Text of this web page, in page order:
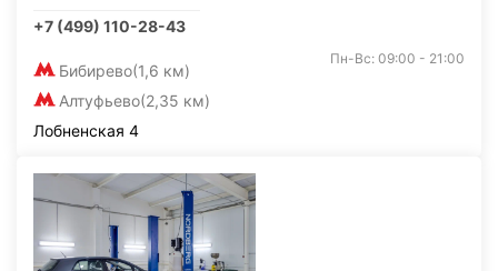
+7 (499) 110-28-43
Бибирево(1,6 км)
Алтуфьево(2,35 км)
Пн-Вс: 09:00 - 21:00
Лобненская 4